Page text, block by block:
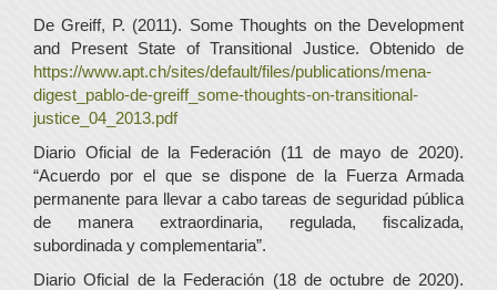
De Greiff, P. (2011). Some Thoughts on the Development
and Present State of Transitional Justice. Obtenido de
https://www.apt.ch/sites/default/files/publications/mena-
digest_pablo-de-greiff_some-thoughts-on-transitional-
justice_04_2013.pdf
Diario Oficial de la Federación (11 de mayo de 2020).
“Acuerdo por el que se dispone de la Fuerza Armada
permanente para llevar a cabo tareas de seguridad pública
de manera extraordinaria, regulada, fiscalizada,
subordinada y complementaria”.
Diario Oficial de la Federación (18 de octubre de 2020).